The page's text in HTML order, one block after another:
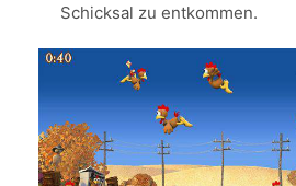
Schicksal zu entkommen.